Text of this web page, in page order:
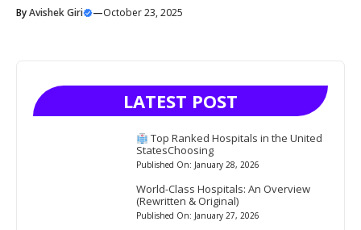
ByAvishek Giri —October 23, 2025
LATEST POST
Top Ranked Hospitals in the United
StatesChoosing
Published On: January 28, 2026
World-Class Hospitals: An Overview
(Rewritten & Original)
Published On: January 27, 2026